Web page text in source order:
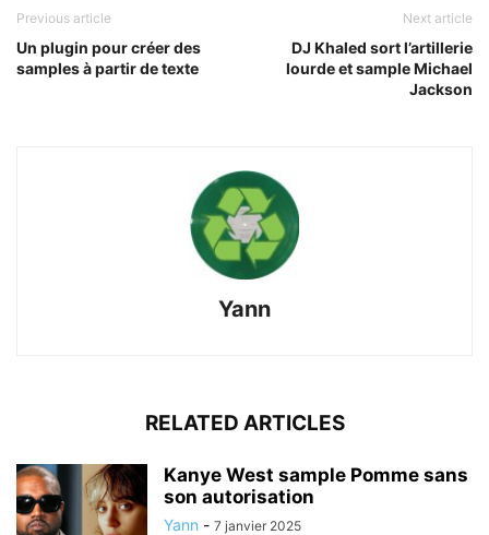
Previous article
Un plugin pour créer des
samples à partir de texte
Next article
DJ Khaled sort l’artillerie
lourde et sample Michael
Jackson
Yann
RELATED ARTICLES
Kanye West sample Pomme sans
son autorisation
Yann - 7 janvier 2025